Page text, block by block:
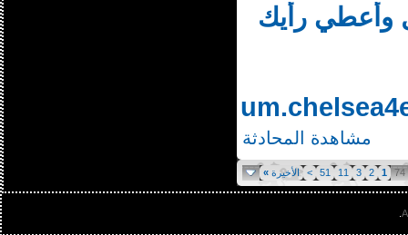
رأيك
http://
مشاهدة المحادثة
1
2
3
11
51
> الأخيرة»